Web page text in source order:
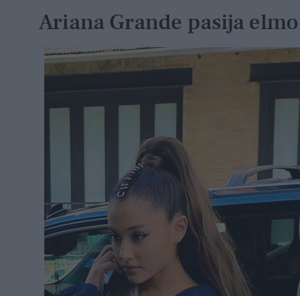
Ariana Grande pasija